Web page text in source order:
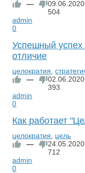
—
09.06.2020
504
admin
0
Успешный
отличие
целократия ,
—
02.06.2020
393
admin
0
Как работает
целократия
цель
—
24.05.2020
712
admin
0